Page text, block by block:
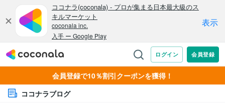
会員登録で10％割引クーポンを獲得！
ココナラブログ